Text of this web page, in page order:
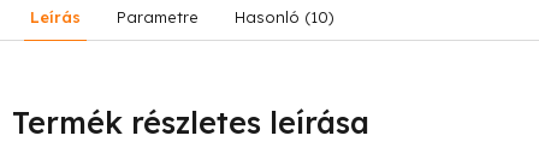
Leírás Parametre Hasonló (10)
Termék részletes leírása